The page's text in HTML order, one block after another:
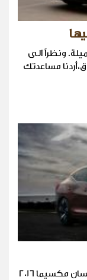
ونظراً الى
مساعدتك
أطلقت شركة نيسان صورتيْن رسميتيْن لنيسان مكسيما 2016